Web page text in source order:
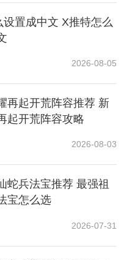
度都有明显提升，可
设置成中文 X推特怎么
2026-08-05
再起开荒阵容推荐 新
起开荒阵容攻略
2026-08-03
蛇兵法宝推荐 最强祖
宝怎么选
2026-07-31